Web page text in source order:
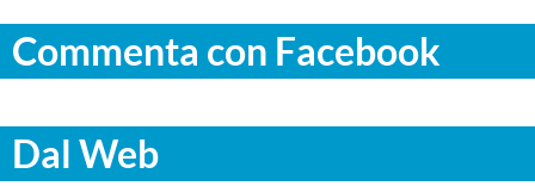
Commenta con Facebook
Dal Web